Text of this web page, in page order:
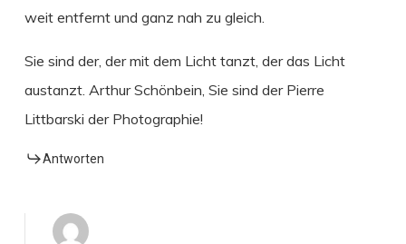
weit entfernt und ganz nah zu gleich.
Sie sind der, der mit dem Licht tanzt, der das Licht
austanzt. Arthur Schönbein, Sie sind der Pierre
Littbarski der Photographie!
Antworten